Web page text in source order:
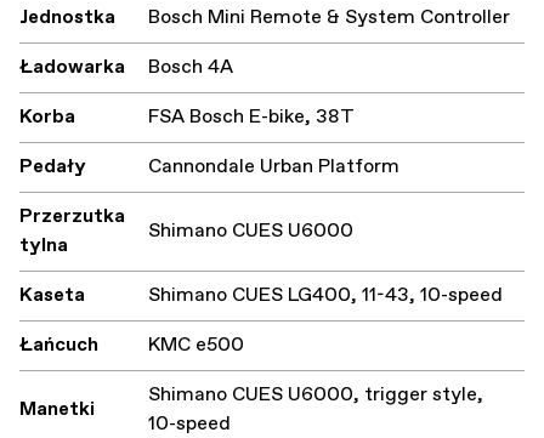
Jednostka
Bosch Mini Remote & System Controller
Ładowarka
Bosch 4A
Korba
FSA Bosch E-bike, 38T
Pedały
Cannondale Urban Platform
Przerzutka
tylna
Shimano CUES U6000
Kaseta
Shimano CUES LG400, 11-43, 10-speed
Łańcuch
KMC e500
Manetki
Shimano CUES U6000, trigger style,
10-speed